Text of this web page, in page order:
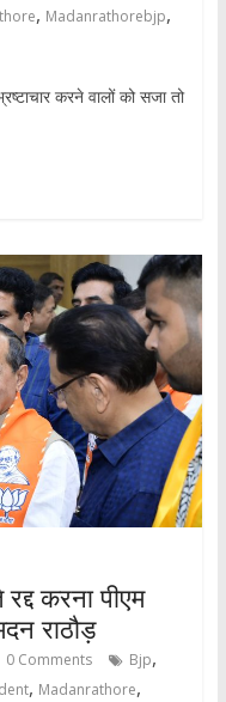
, Madanrathorebjp,
करने वालों को सजा तो
करना पीएम
राठौड़
0 Comments Bjp,
, Madanrathore,